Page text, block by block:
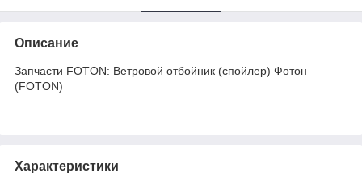
Описание
Запчасти FOTON: Ветровой отбойник (спойлер) Фотон
(FOTON)
Характеристики